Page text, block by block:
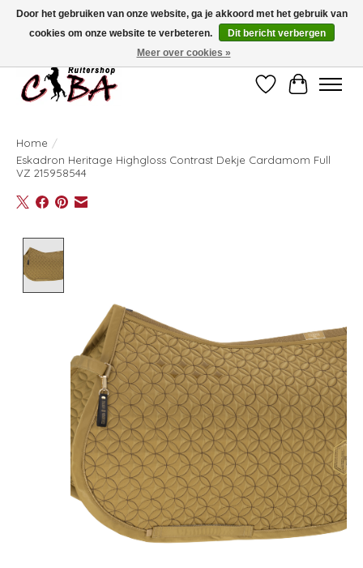
Bij vragen kan u ons contacteren op het nummer 011/60.67.34 ofciba@skynet.be
Ambachtstraat 22 A, 3530 Helchteren
Verlanglijst
Home /
Eskadron Heritage Highgloss Contrast Dekje Cardamom Full
VZ 215958544
Door het gebruiken van onze website, ga je akkoord met het gebruik van
cookies om onze website te verbeteren.
Dit bericht verbergen
Meer over cookies »